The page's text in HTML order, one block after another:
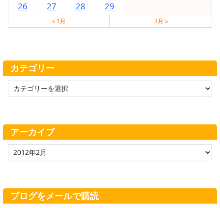
26
27 28 29
« 1月 3月 »
カテゴリー
テ
ー
アーカイブ
ア
ー
ブ
ブログをメールで購読